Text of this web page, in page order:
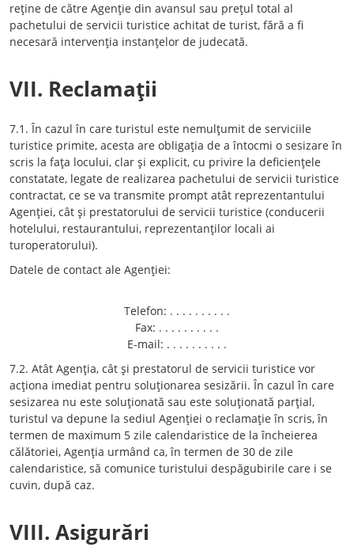
reţine de către Agenţie din avansul sau preţul total al
pachetului de servicii turistice achitat de turist, fără a fi
necesară intervenţia instanţelor de judecată.
VII. Reclamaţii
7.1. În cazul în care turistul este nemulţumit de serviciile
turistice primite, acesta are obligaţia de a întocmi o sesizare în
scris la faţa locului, clar şi explicit, cu privire la deficienţele
constatate, legate de realizarea pachetului de servicii turistice
contractat, ce se va transmite prompt atât reprezentantului
Agenţiei, cât şi prestatorului de servicii turistice (conducerii
hotelului, restaurantului, reprezentanţilor locali ai
turoperatorului).
Datele de contact ale Agenţiei:
Telefon: . . . . . . . . . .
Fax: . . . . . . . . . .
E-mail: . . . . . . . . . .
7.2. Atât Agenţia, cât şi prestatorul de servicii turistice vor
acţiona imediat pentru soluţionarea sesizării. În cazul în care
sesizarea nu este soluţionată sau este soluţionată parţial,
turistul va depune la sediul Agenţiei o reclamaţie în scris, în
termen de maximum 5 zile calendaristice de la încheierea
călătoriei, Agenţia urmând ca, în termen de 30 de zile
calendaristice, să comunice turistului despăgubirile care i se
cuvin, după caz.
VIII. Asigurări